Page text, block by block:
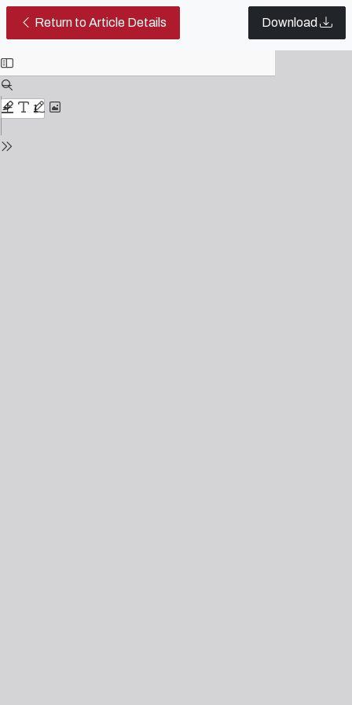
Return to Article Details Escrita de argumento com
Download